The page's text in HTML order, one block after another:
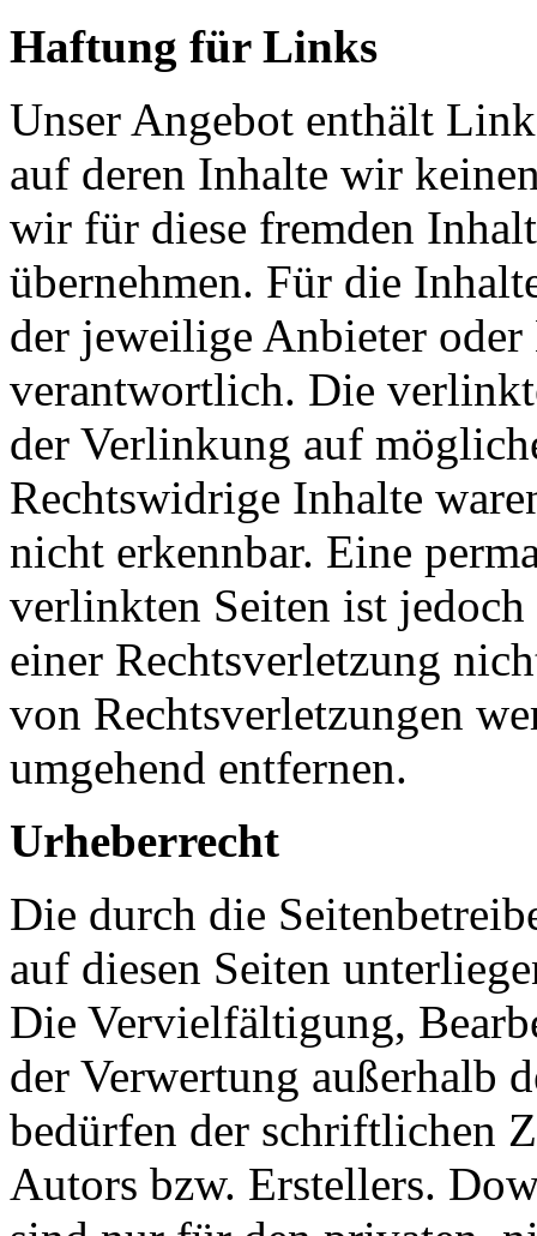
Haftung für Links
Unser Angebot enthält
auf deren Inhalte wir
wir für diese fremden
übernehmen. Für die
der jeweilige Anbieter oder
verantwortlich. Die
der Verlinkung auf
Rechtswidrige Inhalte
nicht erkennbar. Eine
verlinkten Seiten ist
einer Rechtsverletzung
von Rechtsverletzungen
umgehend entfernen.
Urheberrecht
Die durch die
auf diesen Seiten
Die Vervielfältigung,
der Verwertung außerhalb
bedürfen der schriftlichen
Autors bzw. Erstellers.